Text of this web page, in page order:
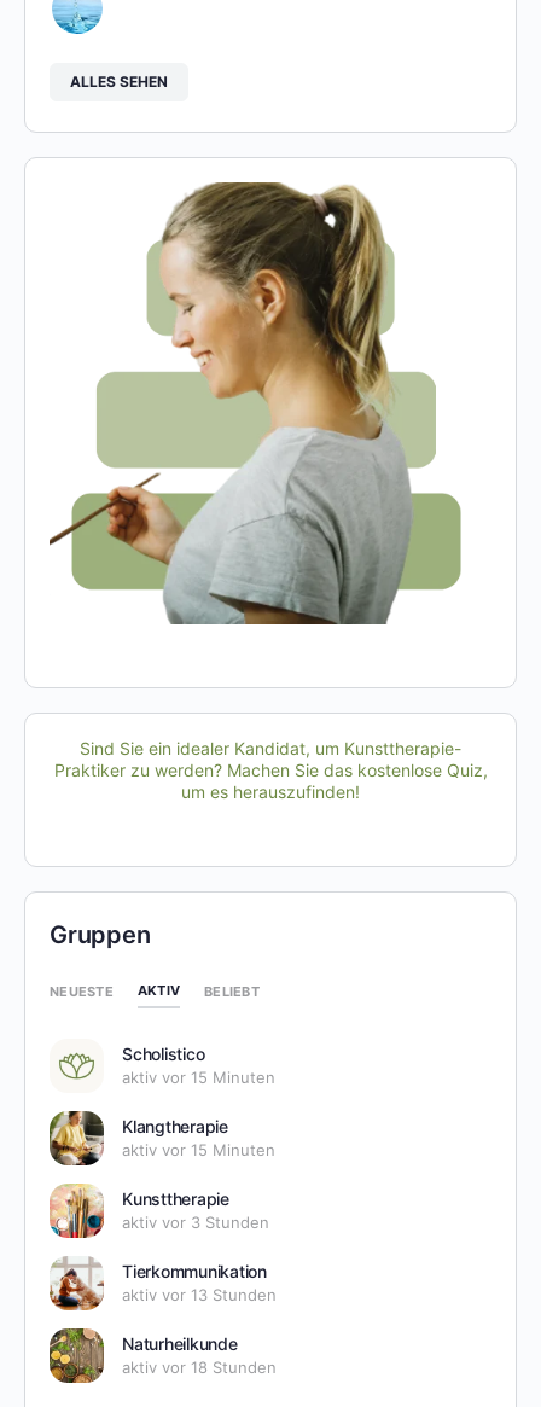
ALLES SEHEN
Sind Sie ein idealer Kandidat, um Kunsttherapie-
Praktiker zu werden? Machen Sie das kostenlose Quiz,
um es herauszufinden!
Gruppen
NEUESTE AKTIV BELIEBT
Scholistico
aktiv vor 15 Minuten
Klangtherapie
aktiv vor 15 Minuten
Kunsttherapie
aktiv vor 3 Stunden
Tierkommunikation
aktiv vor 13 Stunden
Naturheilkunde
aktiv vor 18 Stunden